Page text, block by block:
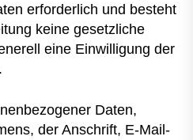
erforderlich und besteht
keine gesetzliche
eine Einwilligung der
Daten,
der Anschrift, E-Mail-